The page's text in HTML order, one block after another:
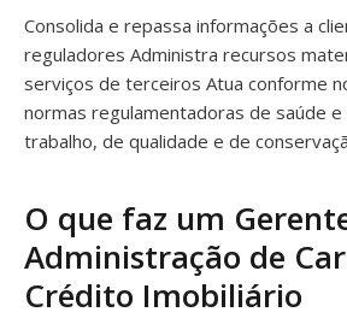
Consolida e repassa informações a
reguladores Administra recursos
serviços de terceiros Atua conforme
normas regulamentadoras de saúde e
trabalho, de qualidade e de
O que faz um
Administração de
Crédito Imobiliário